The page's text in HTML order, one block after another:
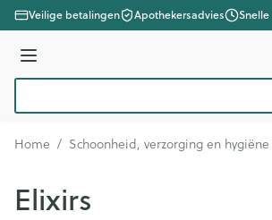
Ga naar de inhoud
Veilige betalingen Apothekersadvies
Menu
Home / Schoonheid, verzorging en hygiëne
Elixirs